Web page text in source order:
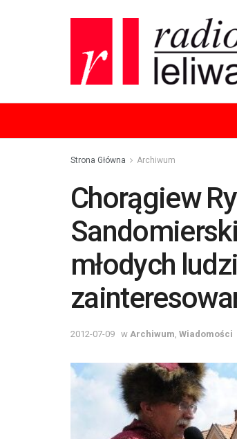
Strona Główna Archiwum
Chorągiew
młodych
2012-07-09 w Archiwum Wiadomości